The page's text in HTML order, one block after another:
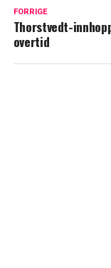
FORRIGE
Thorstvedt-
overtid